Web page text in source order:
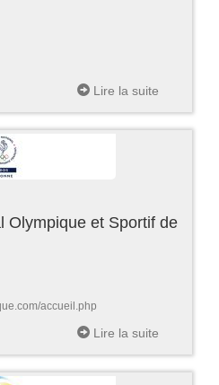
Lire la suite
Olympique et Sportif de
accueil.php
Lire la suite